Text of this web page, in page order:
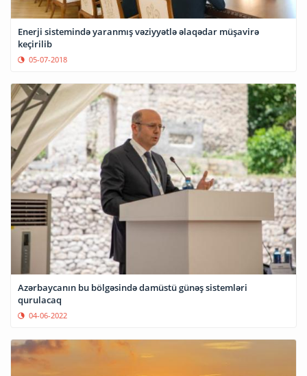
Enerji sistemində yaranmış vəziyyətlə əlaqədar müşavirə
keçirilib
05-07-2018
Azərbaycanın bu bölgəsində damüstü günəş sistemləri
qurulacaq
04-06-2022